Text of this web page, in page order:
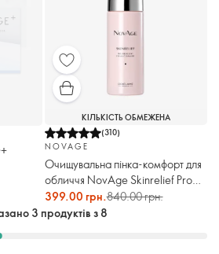
КІЛЬКІСТЬ ОБМЕЖЕНА
(310)
NOVAGE
Очищувальна пінка-комфорт для
обличчя NovAge Skinrelief Pro
Resilient
399.00 грн.840.00 грн.
3 продуктів з 8